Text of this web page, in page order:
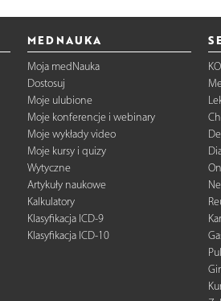
MEDNAUKA
Moja medNauka
Dostosuj
Moje ulubione
Moje konferencje i webinary
Moje wykłady video
Moje kursy i quizy
Wytyczne
Artykuły naukowe
Kalkulatory
Klasyfikacja ICD-9
Klasyfikacja ICD-10